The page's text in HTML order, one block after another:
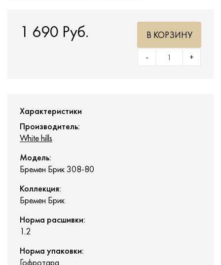
1 690 Руб.
+
-
В КОРЗИНУ
Характеристики
Производитель:
White hills
Модель:
Бремен Брик 308-80
Коллекция:
Бремен Брик
Норма расшивки:
1.2
Норма упаковки:
Гофротара